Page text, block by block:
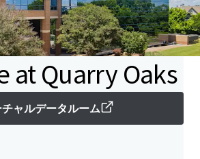
at Quarry Oaks
ャルデータルーム